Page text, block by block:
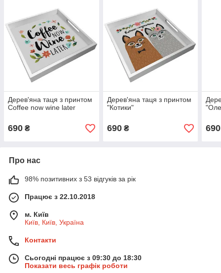
Дерев'яна таця з принтом
Coffee now wine later
690 ₴
Дерев'яна таця з принтом
"Котики"
690₴ 690
Про нас
98% позитивних з 53 відгуків за рік
Працює з 22.10.2018
м. Київ
Київ, Київ, Україна
Контакти
Сьогодні працює з 09:30 до 18:30
Показати весь графік роботи